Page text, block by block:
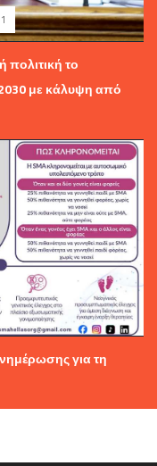
πολιτική το
με κάλυψη από
για τη